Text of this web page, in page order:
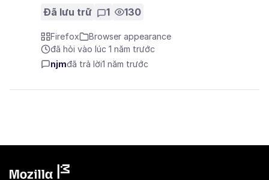
Đã lưu trữ 1 130
Firefox
Browser appearance
đã hỏi vào lúc 1 năm trước
njmđã trả lời1 năm trước